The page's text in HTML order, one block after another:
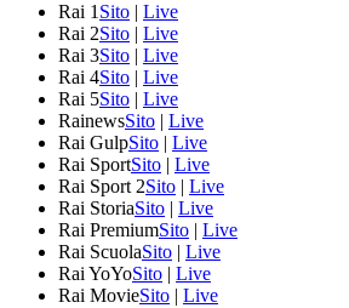
Rai 1 Sito | Live
Rai 2Sito | Live
Rai 3Sito | Live
Rai 4Sito | Live
Rai 5Sito | Live
RainewsSito | Live
Rai GulpSito | Live
Rai SportSito | Live
Rai Sport 2Sito | Live
Rai StoriaSito | Live
Rai PremiumSito | Live
Rai ScuolaSito | Live
Rai YoYoSito | Live
Rai MovieSito | Live